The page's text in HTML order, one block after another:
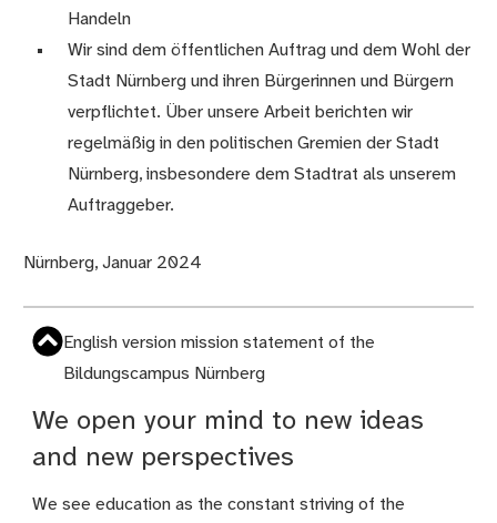
Handeln
Wir sind dem öffentlichen Auftrag und dem Wohl der
Stadt Nürnberg und ihren Bürgerinnen und Bürgern
verpflichtet. Über unsere Arbeit berichten wir
regelmäßig in den politischen Gremien der Stadt
Nürnberg, insbesondere dem Stadtrat als unserem
Auftraggeber.
Nürnberg, Januar 2024
English version mission statement of the
Bildungscampus Nürnberg
We open your mind to new ideas
and new perspectives
We see education as the constant striving of the